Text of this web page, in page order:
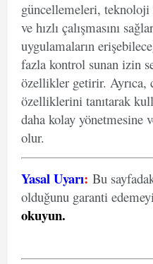
güncellemeleri, teknoloji
ve hızlı çalışmasını
uygulamaların
fazla kontrol sunan izin
özellikler getirir. Ayrıca,
özelliklerini tanıtarak
daha kolay yönetmesine
olur.
Yasal Uyarı: Bu
olduğunu garanti
okuyun.